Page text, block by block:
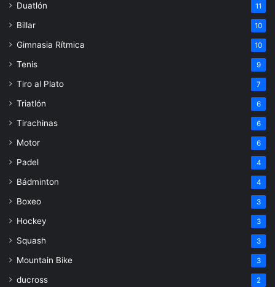
Duatlón 11
Billar 10
Gimnasia Rítmica 10
Tenis 9
Tiro al Plato 7
Triatlón 6
Tirachinas 6
Motor 6
Padel 4
Bádminton 4
Boxeo 3
Hockey 3
Squash 3
Mountain Bike 3
ducross 2